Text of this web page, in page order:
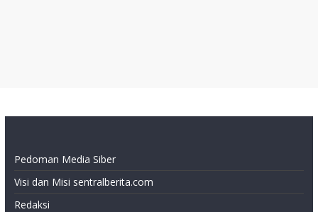
Pedoman Media Siber
Visi dan Misi sentralberita.com
Redaksi